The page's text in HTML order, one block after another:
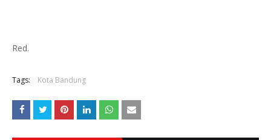
Red.
Tags: Kota Bandung